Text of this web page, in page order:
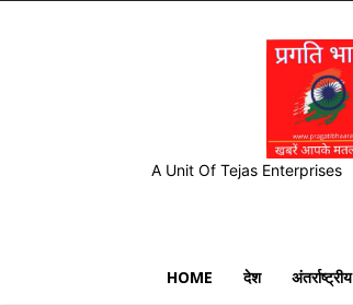
A Unit Of Tejas Enterprises
HOME देश अंतर्राष्ट्रीय